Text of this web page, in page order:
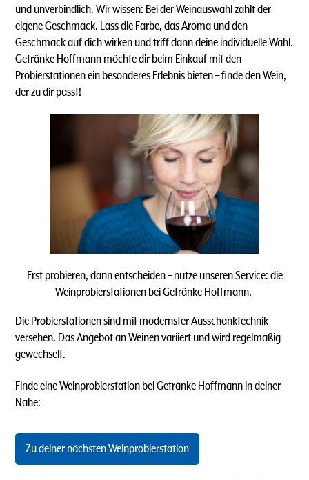
und unverbindlich. Wir wissen: Bei der Weinauswahl zählt der
eigene Geschmack. Lass die Farbe, das Aroma und den
Geschmack auf dich wirken und triff dann deine individuelle Wahl.
Getränke Hoffmann möchte dir beim Einkauf mit den
Probierstationen ein besonderes Erlebnis bieten – finde den Wein,
der zu dir passt!
Erst probieren, dann entscheiden – nutze unseren Service: die
Weinprobierstationen bei Getränke Hoffmann.
Die Probierstationen sind mit modernster Ausschanktechnik
versehen. Das Angebot an Weinen variiert und wird regelmäßig
gewechselt.
Finde eine Weinprobierstation bei Getränke Hoffmann in deiner
Nähe:
Zu deiner nächsten Weinprobierstation